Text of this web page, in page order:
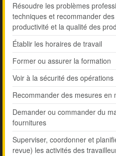
Résoudre les problèmes
techniques et recommander
productivité et la qualité des
Établir les horaires de travail
Former ou assurer la formation
Voir à la sécurité des opérations
Recommander des mesures en
Demander ou commander du
fournitures
Superviser, coordonner et
revue) les activités des